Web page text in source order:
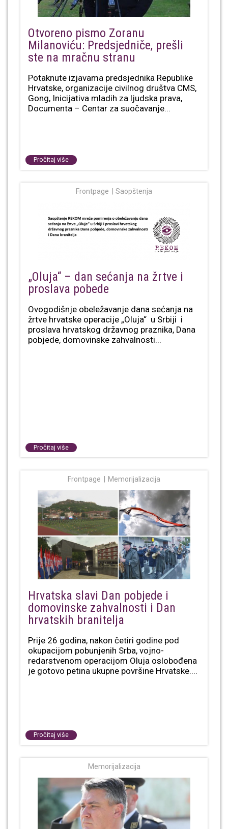
Otvoreno pismo Zoranu
Milanoviću: Predsjedniče, prešli
ste na mračnu stranu
Potaknute izjavama predsjednika Republike
Hrvatske, organizacije civilnog društva CMS,
Gong, Inicijativa mladih za ljudska prava,
Documenta – Centar za suočavanje...
Pročitaj više
Frontpage Saopštenja
„Oluja“ – dan sećanja na žrtve i
proslava pobede
Ovogodišnje obeležavanje dana sećanja na
žrtve hrvatske operacije „Oluja“ u Srbiji i
proslava hrvatskog državnog praznika, Dana
pobjede, domovinske zahvalnosti...
Pročitaj više
Frontpage Memorijalizacija
Hrvatska slavi Dan pobjede i
domovinske zahvalnosti i Dan
hrvatskih branitelja
Prije 26 godina, nakon četiri godine pod
okupacijom pobunjenih Srba, vojno-
redarstvenom operacijom Oluja oslobođena
je gotovo petina ukupne površine Hrvatske....
Pročitaj više
Memorijalizacija